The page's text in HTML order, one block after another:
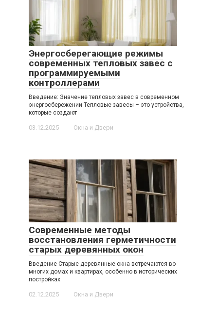
Энергосберегающие режимы
современных тепловых завес с
программируемыми
контроллерами
Введение: Значение тепловых завес в современном
энергосбережении Тепловые завесы – это устройства,
которые создают
03.12.2025 Окна и Двери
Современные методы
восстановления герметичности
старых деревянных окон
Введение Старые деревянные окна встречаются во
многих домах и квартирах, особенно в исторических
постройках
02.12.2025 Окна и Двери